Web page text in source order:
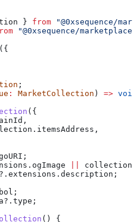
} from "@0xsequence/
"@0xsequence/
;
: MarketCollection ) => void
({
,
. itemsAddress ,
;
. ogImage collection
?. extensions . description ;
;
?. type ;
() {